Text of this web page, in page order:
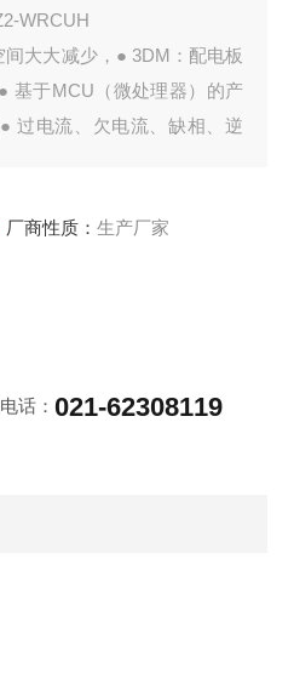
WRCUH
大大减少，● 3DM：配电板
基于MCU（微处理器）的产
过电流、欠电流、缺相、逆
厂商性质： 生产厂家
话：021-62308119